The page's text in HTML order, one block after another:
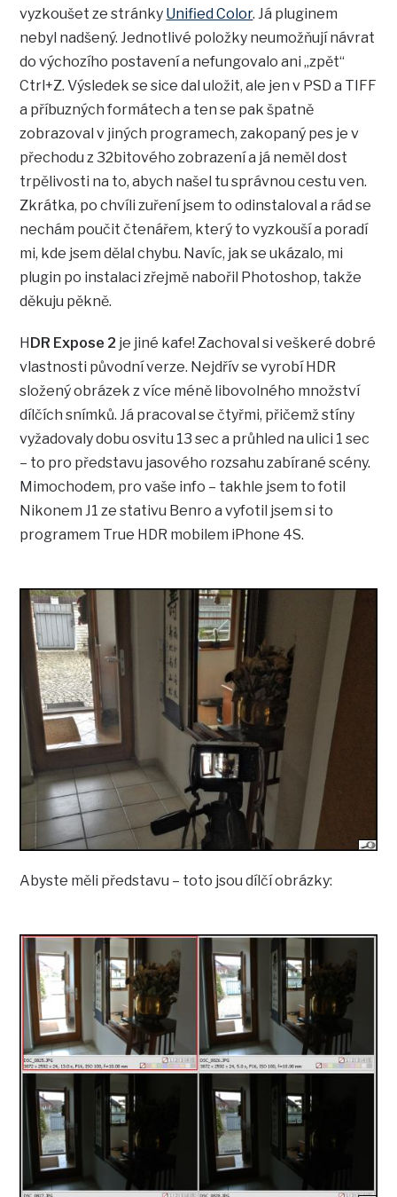
vyzkoušet ze stránky Unified Color. Já pluginem
nebyl nadšený. Jednotlivé položky neumožňují návrat
do výchozího postavení a nefungovalo ani „zpět“
Ctrl+Z. Výsledek se sice dal uložit, ale jen v PSD a TIFF
a příbuzných formátech a ten se pak špatně
zobrazoval v jiných programech, zakopaný pes je v
přechodu z 32bitového zobrazení a já neměl dost
trpělivosti na to, abych našel tu správnou cestu ven.
Zkrátka, po chvíli zuření jsem to odinstaloval a rád se
nechám poučit čtenářem, který to vyzkouší a poradí
mi, kde jsem dělal chybu. Navíc, jak se ukázalo, mi
plugin po instalaci zřejmě nabořil Photoshop, takže
děkuju pěkně.
H DR Expose 2 je jiné kafe! Zachoval si veškeré dobré
vlastnosti původní verze. Nejdřív se vyrobí HDR
složený obrázek z více méně libovolného množství
dílčích snímků. Já pracoval se čtyřmi, přičemž stíny
vyžadovaly dobu osvitu 13 sec a průhled na ulici 1 sec
– to pro představu jasového rozsahu zabírané scény.
Mimochodem, pro vaše info – takhle jsem to fotil
Nikonem J1 ze stativu Benro a vyfotil jsem si to
programem True HDR mobilem iPhone 4S.
Abyste měli představu – toto jsou dílčí obrázky: